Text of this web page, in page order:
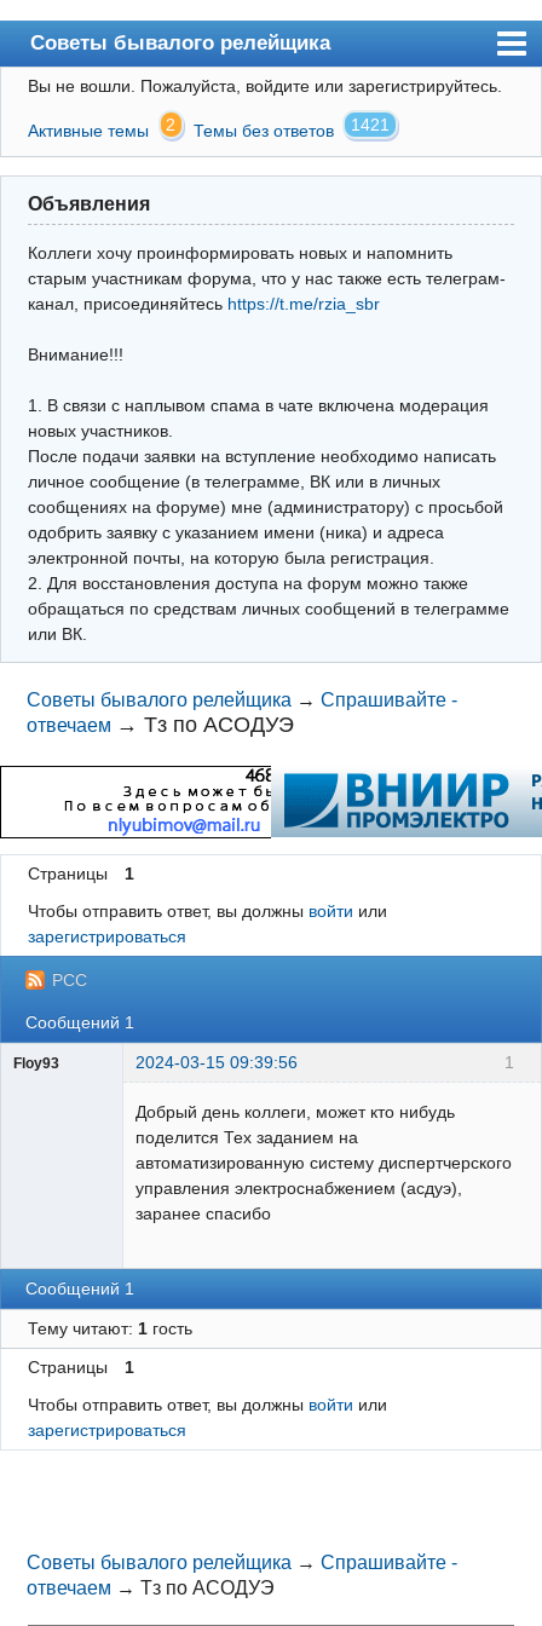
Советы бывалого релейщика
Форум
Правила
Поиск
Регистрация
Архив
Почта
Поиск релейщика
Видео РЗиА
Фотохостинг
Телеграм
Вы не вошли. Пожалуйста, войдите или зарегистрируйтесь.
Активные темы 2 Темы без ответов 1421
Объявления
Коллеги хочу проинформировать новых и напомнить
старым участникам форума, что у нас также есть телеграм-
канал, присоединяйтесь https://t.me/rzia_sbr
Внимание!!!
1. В связи с наплывом спама в чате включена модерация
новых участников.
После подачи заявки на вступление необходимо написать
личное сообщение (в телеграмме, ВК или в личных
сообщениях на форуме) мне (администратору) с просьбой
одобрить заявку с указанием имени (ника) и адреса
электронной почты, на которую была регистрация.
2. Для восстановления доступа на форум можно также
обращаться по средствам личных сообщений в телеграмме
или ВК.
Советы бывалого релейщика →Спрашивайте -
отвечаем →Тз по АСОДУЭ
Страницы
1
Чтобы отправить ответ, вы должны войти или
зарегистрироваться
РСС
Сообщений 1
1
Floy93 2024-03-15 09:39:56
Добрый день коллеги, может кто нибудь
поделится Тех заданием на
автоматизированную систему диспертчерского
управления электроснабжением (асдуэ),
заранее спасибо
Сообщений 1
Тему читают: 1гость
Страницы
1
Чтобы отправить ответ, вы должны войти или
зарегистрироваться
Советы бывалого релейщика →Спрашивайте -
отвечаем →Тз по АСОДУЭ